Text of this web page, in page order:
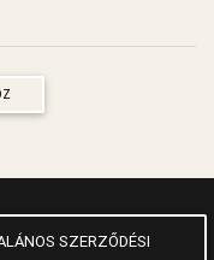
SZERZŐDÉSI